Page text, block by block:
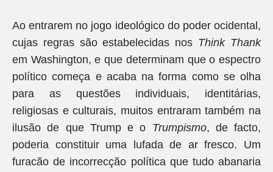
Ao entrarem no jogo ideológico do poder ocidental,
cujas regras são estabelecidas nos Think Thank
em Washington, e que determinam que o espectro
político começa e acaba na forma como se olha
para as questões individuais, identitárias,
religiosas e culturais, muitos entraram também na
ilusão de que Trump e o Trumpismo, de facto,
poderia constituir uma lufada de ar fresco. Um
furacão de incorrecção política que tudo abanaria